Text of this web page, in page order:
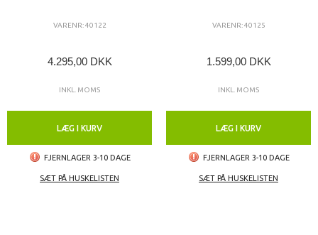
VARENR: 40122
4.295,00 DKK
INKL. MOMS
LÆG I KURV
FJERNLAGER 3-10 DAGE
SÆT PÅ HUSKELISTEN
VARENR: 40125
1.599,00 DKK
INKL. MOMS
LÆG I KURV
FJERNLAGER 3-10 DAGE
SÆT PÅ HUSKELISTEN